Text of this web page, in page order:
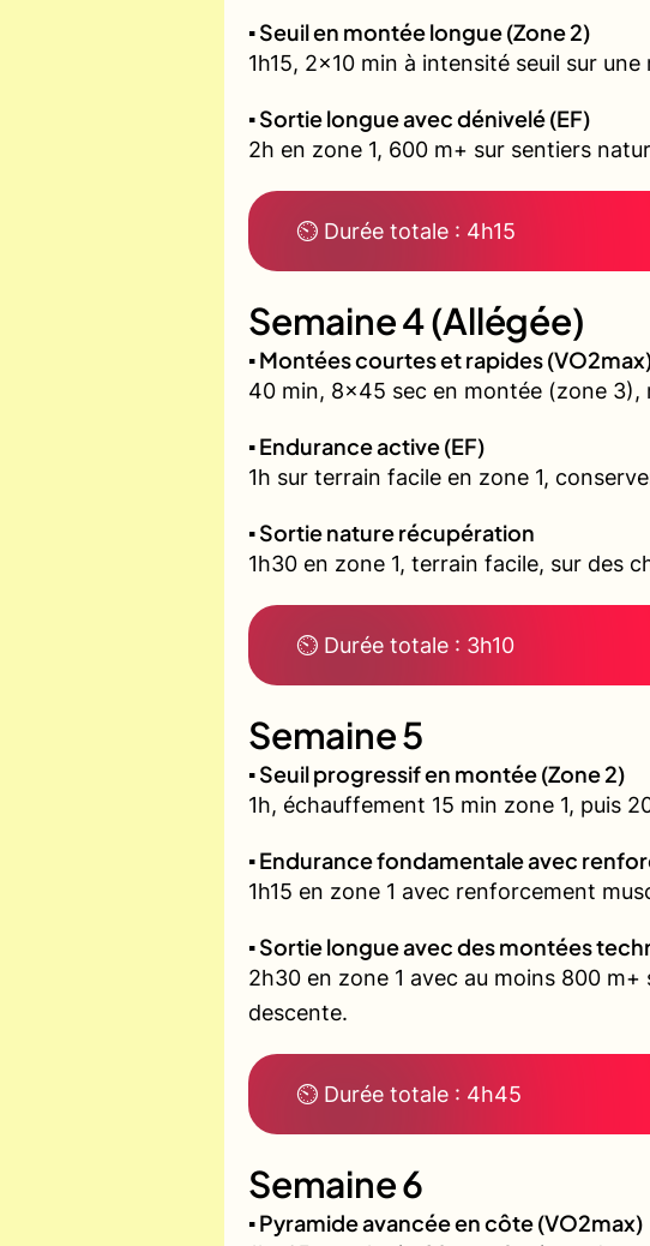
▪️ Seuil en montée longue (Zone 2)
1h15, 2x10 min à intensité seuil sur
▪️ Sortie longue avec dénivelé (EF)
2h en zone 1, 600 m+ sur sentiers
⏲ Durée totale : 4h15
Semaine 4 (Allégée)
▪️ Montées courtes et rapides
40 min, 8x45 sec en montée (zone 3),
▪️ Endurance active (EF)
1h sur terrain facile en zone 1,
▪️ Sortie nature récupération
1h30 en zone 1, terrain facile, sur des
⏲ Durée totale : 3h10
Semaine 5
▪️ Seuil progressif en montée (Zone 2)
1h, échauffement 15 min zone 1, puis
▪️ Endurance fondamentale avec
1h15 en zone 1 avec renforcement
▪️ Sortie longue avec des montées
2h30 en zone 1 avec au moins 800
descente.
⏲ Durée totale : 4h45
Semaine 6
▪️ Pyramide avancée en côte (VO2max)